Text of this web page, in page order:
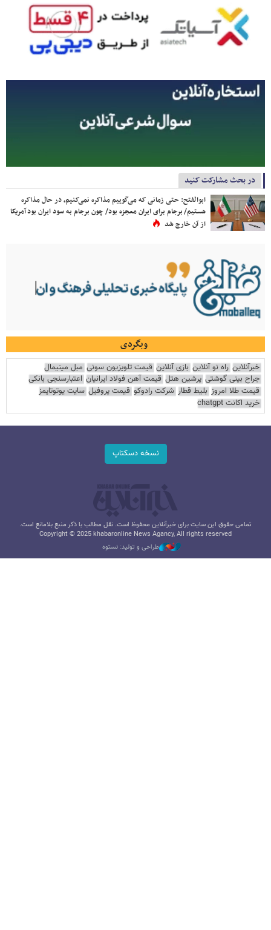
در بحث مشارکت کنید
ابوالفتح: حتی زمانی که می‌گوییم مذاکره نمی‌کنیم، در حال مذاکره
هستیم/ برجام برای ایران معجزه بود/ چون برجام به سود ایران بود آمریکا
از آن خارج شد
وبگردی
خبرآنلاین راه نو آنلاین بازی آنلاین قیمت تلویزیون سونی مبل مینیمال
جراح بینی گوشتی پرشین هتل قیمت آهن فولاد ایرانیان اعتبارسنجی بانکی
قیمت طلا امروز بلیط قطار شرکت رادوکو قیمت پروفیل سایت یوتوتایمز
خرید اکانت chatgpt
نسخه دسکتاپ
تمامی حقوق این سایت برای خبرآنلاین محفوظ است. نقل مطالب با ذکر منبع بلامانع است.
Copyright © 2025 khabaronline News Agancy, All rights reserved
طراحی و تولید: نستوه